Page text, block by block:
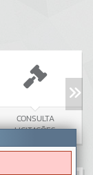
CONSULTA
LICITAÇÕES